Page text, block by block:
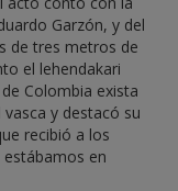
Garzón, y del
de tres metros de
el lehendakari
Colombia exista
y destacó su
recibió a los
en